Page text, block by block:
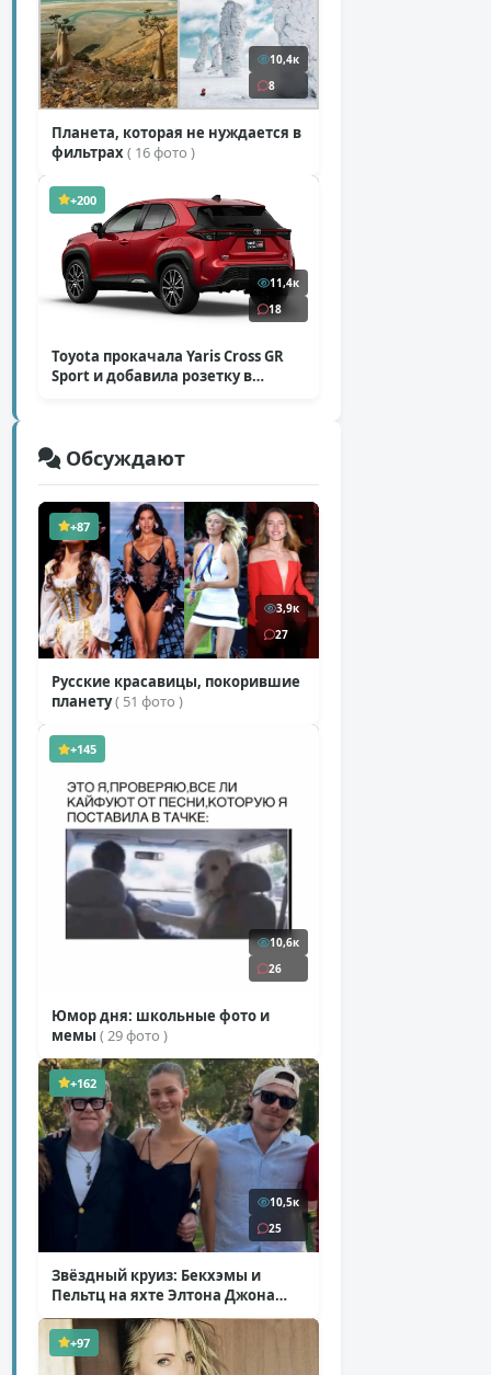
10,4к
8
Планета, которая не нуждается в
фильтрах( 16 фото )
+200
11,4к
18
Toyota прокачала Yaris Cross GR
Sport и добавила розетку в
Обсуждают
+87
3,9к
27
Русские красавицы, покорившие
планету( 51 фото )
+145
10,6к
26
Юмор дня: школьные фото и
мемы ( 29 фото )
+162
10,5к
25
Звёздный круиз: Бекхэмы и
Пельтц на яхте Элтона Джона
( 12 фото )
+97